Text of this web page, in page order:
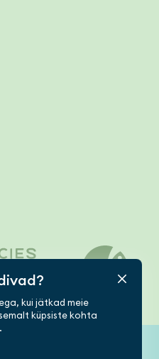
kui jätkad meie
küpsiste kohta
.